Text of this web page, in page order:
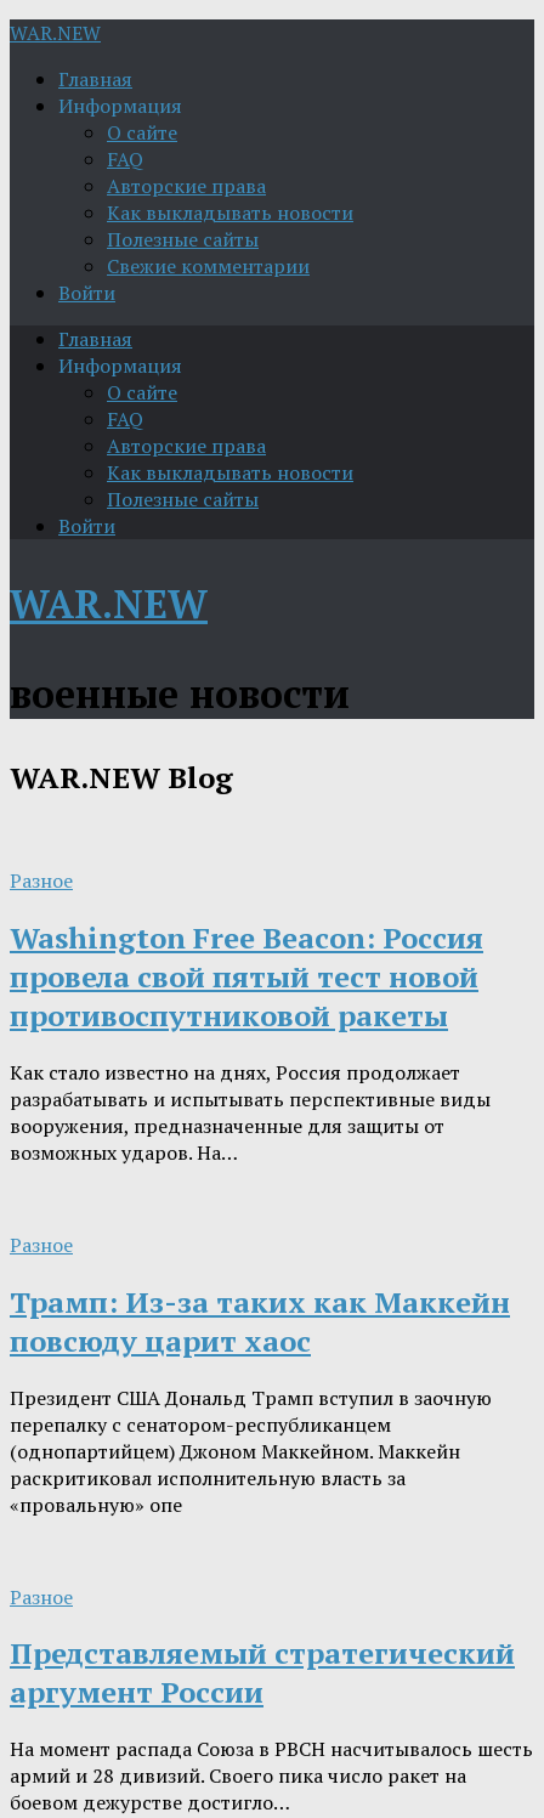
WAR.NEW
Главная
Информация
О сайте
FAQ
Авторские права
Как выкладывать новости
Полезные сайты
Свежие комментарии
Войти
Главная
Информация
О сайте
FAQ
Авторские права
Как выкладывать новости
Полезные сайты
Войти
WAR.NEW
военные новости
WAR.NEW Blog
Разное
Washington Free Beacon: Россия
провела свой пятый тест новой
противоспутниковой ракеты
Как стало известно на днях, Россия продолжает
разрабатывать и испытывать перспективные виды
вооружения, предназначенные для защиты от
возможных ударов. На…
Разное
Трамп: Из-за таких как Маккейн
повсюду царит хаос
Президент США Дональд Трамп вступил в заочную
перепалку с сенатором-республиканцем
(однопартийцем) Джоном Маккейном. Маккейн
раскритиковал исполнительную власть за
«провальную» опе
Разное
Представляемый стратегический
аргумент России
На момент распада Союза в РВСН насчитывалось шесть
армий и 28 дивизий. Своего пика число ракет на
боевом дежурстве достигло…